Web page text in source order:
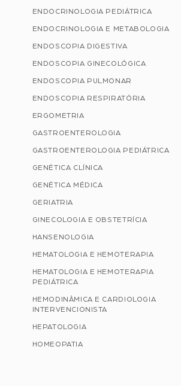
ENDOCRINOLOGIA PEDIÁTRICA
ENDOCRINOLOGIA E METABOLOGIA
ENDOSCOPIA DIGESTIVA
ENDOSCOPIA GINECOLÓGICA
ENDOSCOPIA PULMONAR
ENDOSCOPIA RESPIRATÓRIA
ERGOMETRIA
GASTROENTEROLOGIA
GASTROENTEROLOGIA PEDIÁTRICA
GENÉTICA CLÍNICA
GENÉTICA MÉDICA
GERIATRIA
GINECOLOGIA E OBSTETRÍCIA
HANSENOLOGIA
HEMATOLOGIA E HEMOTERAPIA
HEMATOLOGIA E HEMOTERAPIA
PEDIÁTRICA
HEMODINÂMICA E CARDIOLOGIA
INTERVENCIONISTA
HEPATOLOGIA
HOMEOPATIA